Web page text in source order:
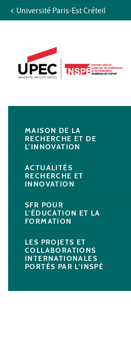
Aller au contenu
Recherche
Navigation secondaire
Université Paris-Est Créteil
MAISON DE LA
RECHERCHE ET DE
L'INNOVATION
ACTUALITÉS
RECHERCHE ET
INNOVATION
SFR POUR
L'ÉDUCATION ET LA
FORMATION
LES PROJETS ET
COLLABORATIONS
INTERNATIONALES
PORTÉS PAR L'INSPÉ